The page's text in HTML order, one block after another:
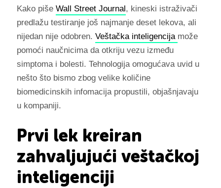
Kako piše Wall Street Journal, kineski istraživači
predlažu testiranje još najmanje deset lekova, ali
nijedan nije odobren. Veštačka inteligencija može
pomoći naučnicima da otkriju vezu između
simptoma i bolesti. Tehnologija omogućava uvid u
nešto što bismo zbog velike količine
biomedicinskih infomacija propustili, objašnjavaju
u kompaniji.
Prvi lek kreiran
zahvaljujući veštačkoj
inteligenciji